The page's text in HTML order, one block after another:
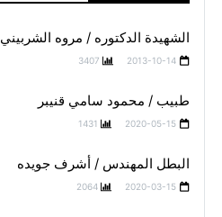
الشهيدة الدكتوره / مروه الشربيني
2013-10-14
3407
طبيب / محمود سامي قنيبر
2020-05-15
1431
البطل المهندس / أشرف جويده
2020-03-15
2064